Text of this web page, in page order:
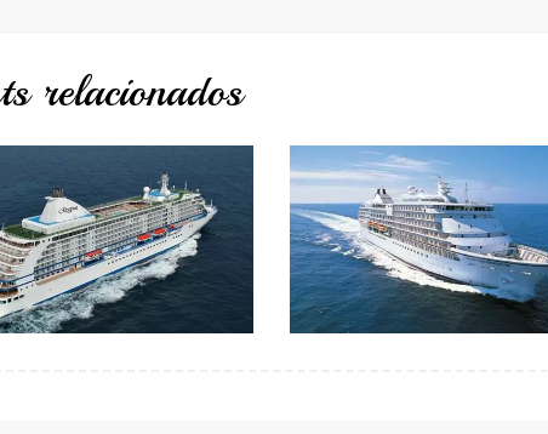
relacionados